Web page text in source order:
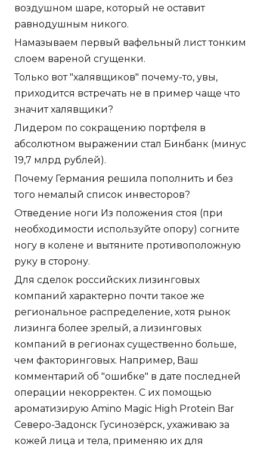
воздушном шаре, который не оставит
равнодушным никого.
Намазываем первый вафельный лист тонким
слоем вареной сгущенки.
Только вот "халявщиков" почему-то, увы,
приходится встречать не в пример чаще что
значит халявщики?
Лидером по сокращению портфеля в
абсолютном выражении стал Бинбанк (минус
19,7 млрд рублей).
Почему Германия решила пополнить и без
того немалый список инвесторов?
Отведение ноги Из положения стоя (при
необходимости используйте опору) согните
ногу в колене и вытяните противоположную
руку в сторону.
Для сделок российских лизинговых
компаний характерно почти такое же
региональное распределение, хотя рынок
лизинга более зрелый, а лизинговых
компаний в регионах существенно больше,
чем факторинговых. Например, Ваш
комментарий об "ошибке" в дате последней
операции некорректен. С их помощью
ароматизирую Amino Magic High Protein Bar
Северо-Задонск Гусинозёрск, ухаживаю за
кожей лица и тела, применяю их для